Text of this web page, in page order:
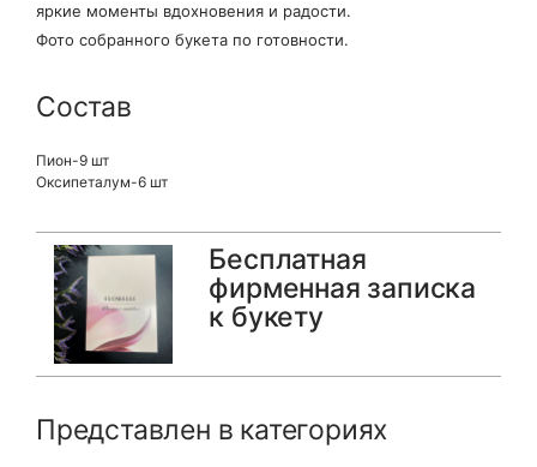
яркие моменты вдохновения и радости.
Фото собранного букета по готовности.
Состав
Пион-9 шт
Оксипеталум-6 шт
Бесплатная
фирменная записка
к букету
Представлен в категориях